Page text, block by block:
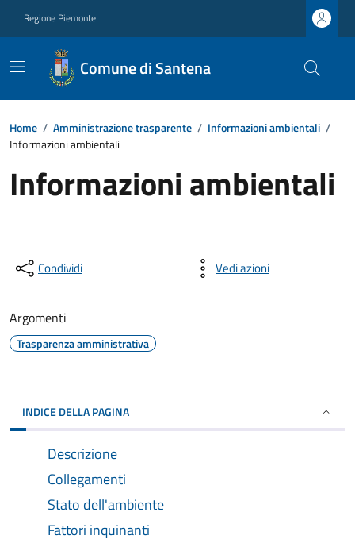
Regione Piemonte
Comune di Santena
Home / Amministrazione trasparente / Informazioni ambientali /
Informazioni ambientali
Informazioni ambientali
Condividi Vedi azioni
Argomenti
Trasparenza amministrativa
INDICE DELLA PAGINA
Descrizione
Collegamenti
Stato dell'ambiente
Fattori inquinanti